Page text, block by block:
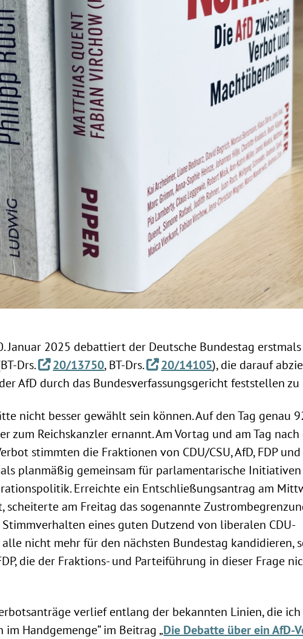
Januar 2025 debattiert der Deutsche Bundestag
Drs.
20/13750, BT-Drs. 20/14105), die darauf
AfD durch das Bundesverfassungsgericht feststellen zu
nicht besser gewählt sein können. Auf den Tag genau
zum Reichskanzler ernannt. Am Vortag und am Tag nach
stimmten die Fraktionen von CDU/CSU, AfD, FDP
planmäßig gemeinsam für parlamentarische
Erreichte ein Entschließungsantrag am
scheiterte am Freitag das sogenannte
eines guten Dutzend von liberalen CDU-
nicht mehr für den nächsten Bundestag kandidieren,
die der Fraktions- und Parteiführung in dieser Frage
verlief entlang der bekannten Linien, die
im Handgemenge“ im Beitrag „Die Debatte über ein AfD-